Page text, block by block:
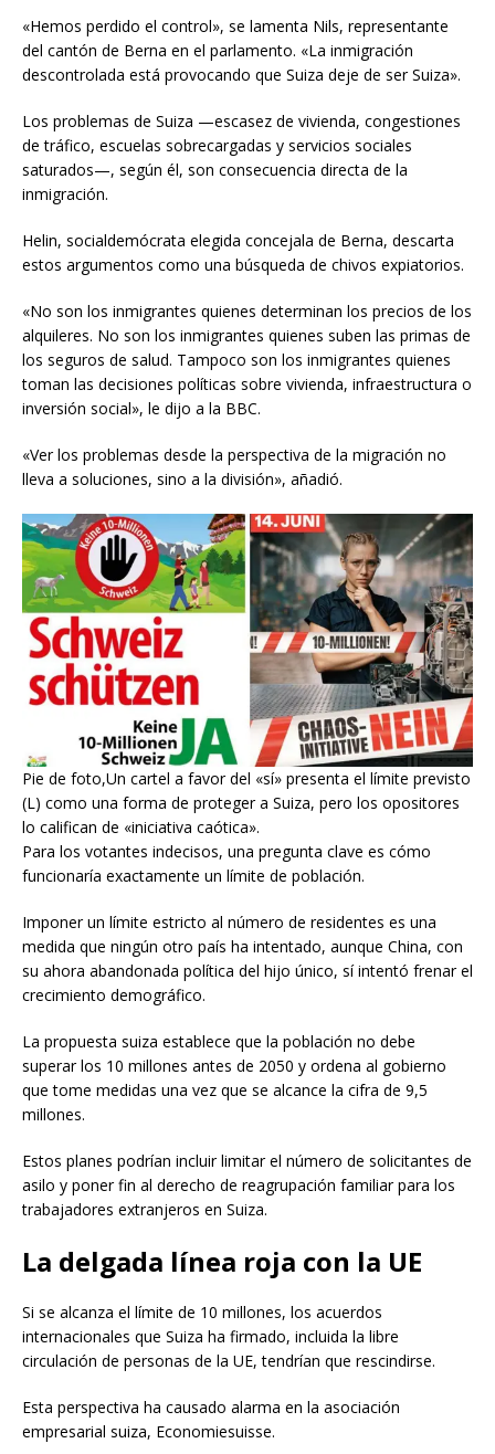
«Hemos perdido el control», se lamenta Nils, representante
del cantón de Berna en el parlamento. «La inmigración
descontrolada está provocando que Suiza deje de ser Suiza».
Los problemas de Suiza —escasez de vivienda, congestiones
de tráfico, escuelas sobrecargadas y servicios sociales
saturados—, según él, son consecuencia directa de la
inmigración.
Helin, socialdemócrata elegida concejala de Berna, descarta
estos argumentos como una búsqueda de chivos expiatorios.
«No son los inmigrantes quienes determinan los precios de los
alquileres. No son los inmigrantes quienes suben las primas de
los seguros de salud. Tampoco son los inmigrantes quienes
toman las decisiones políticas sobre vivienda, infraestructura o
inversión social», le dijo a la BBC.
«Ver los problemas desde la perspectiva de la migración no
lleva a soluciones, sino a la división», añadió.
Pie de foto,Un cartel a favor del «sí» presenta el límite previsto
(L) como una forma de proteger a Suiza, pero los opositores
lo califican de «iniciativa caótica».
Para los votantes indecisos, una pregunta clave es cómo
funcionaría exactamente un límite de población.
Imponer un límite estricto al número de residentes es una
medida que ningún otro país ha intentado, aunque China, con
su ahora abandonada política del hijo único, sí intentó frenar el
crecimiento demográfico.
La propuesta suiza establece que la población no debe
superar los 10 millones antes de 2050 y ordena al gobierno
que tome medidas una vez que se alcance la cifra de 9,5
millones.
Estos planes podrían incluir limitar el número de solicitantes de
asilo y poner fin al derecho de reagrupación familiar para los
trabajadores extranjeros en Suiza.
La delgada línea roja con la UE
Si se alcanza el límite de 10 millones, los acuerdos
internacionales que Suiza ha firmado, incluida la libre
circulación de personas de la UE, tendrían que rescindirse.
Esta perspectiva ha causado alarma en la asociación
empresarial suiza, Economiesuisse.